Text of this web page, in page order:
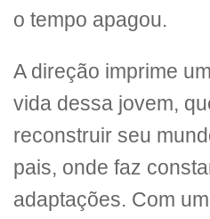
o tempo apagou.
A direção imprime
vida dessa jovem,
reconstruir seu
pais, onde faz
adaptações. Com